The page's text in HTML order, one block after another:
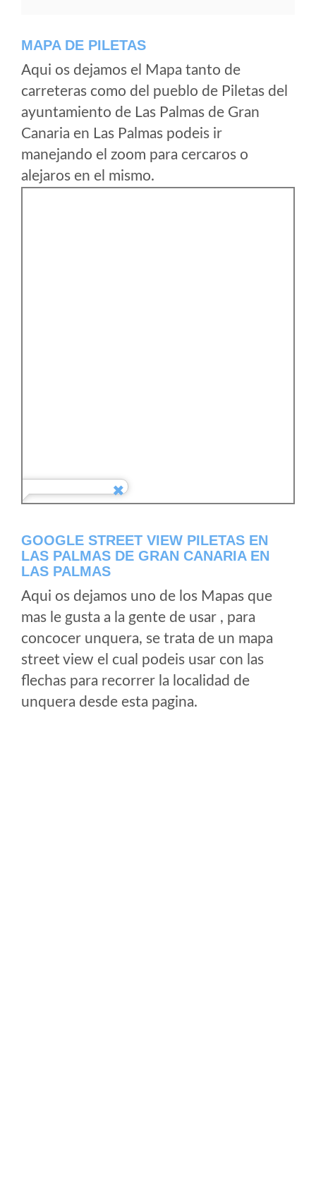
MAPA DE PILETAS
Aqui os dejamos el Mapa tanto de
carreteras como del pueblo de Piletas del
ayuntamiento de Las Palmas de Gran
Canaria en Las Palmas podeis ir
manejando el zoom para cercaros o
alejaros en el mismo.
GOOGLE STREET VIEW PILETAS EN
LAS PALMAS DE GRAN CANARIA EN
LAS PALMAS
Aqui os dejamos uno de los Mapas que
mas le gusta a la gente de usar , para
concocer unquera, se trata de un mapa
street view el cual podeis usar con las
flechas para recorrer la localidad de
unquera desde esta pagina.